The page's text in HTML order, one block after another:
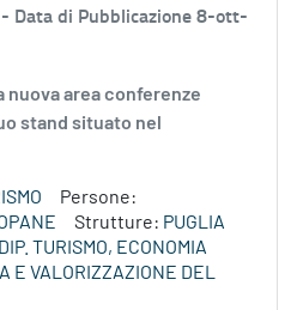
Data di Pubblicazione 8-ott-
nuova area conferenze
stand situato nel
Persone:
Strutture: PUGLIA
DIP. TURISMO, ECONOMIA
E VALORIZZAZIONE DEL